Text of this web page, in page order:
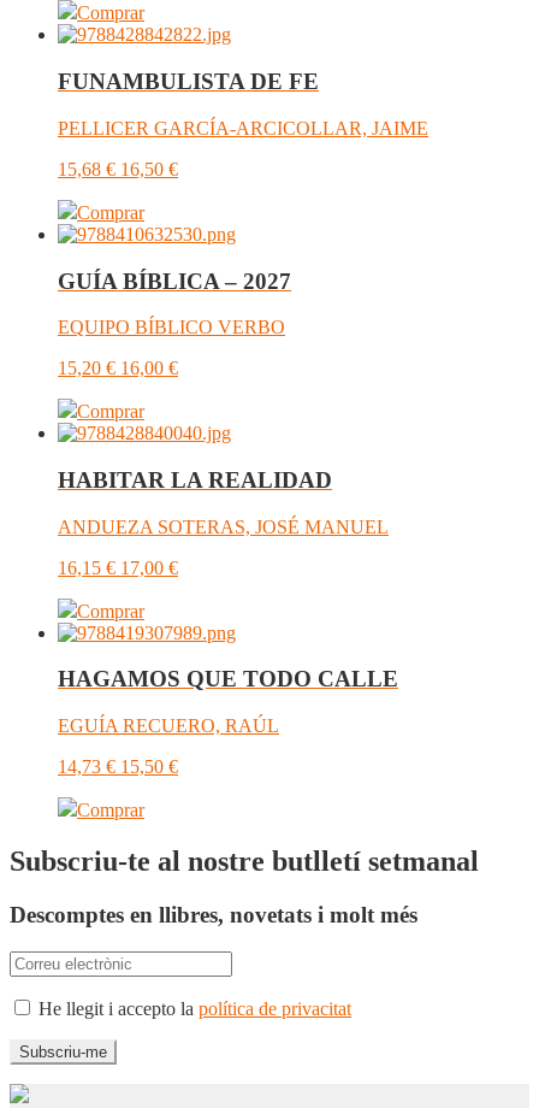
Comprar
FUNAMBULISTA DE FE
PELLICER GARCÍA-ARCICOLLAR, JAIME
15,68 € 16,50 €
Comprar
GUÍA BÍBLICA – 2027
EQUIPO BÍBLICO VERBO
15,20 € 16,00 €
Comprar
HABITAR LA REALIDAD
ANDUEZA SOTERAS, JOSÉ MANUEL
16,15 € 17,00 €
Comprar
HAGAMOS QUE TODO CALLE
EGUÍA RECUERO, RAÚL
14,73 € 15,50 €
Comprar
Subscriu-te al nostre butlletí setmanal
Descomptes en llibres, novetats i molt més
He llegit i accepto la política de privacitat